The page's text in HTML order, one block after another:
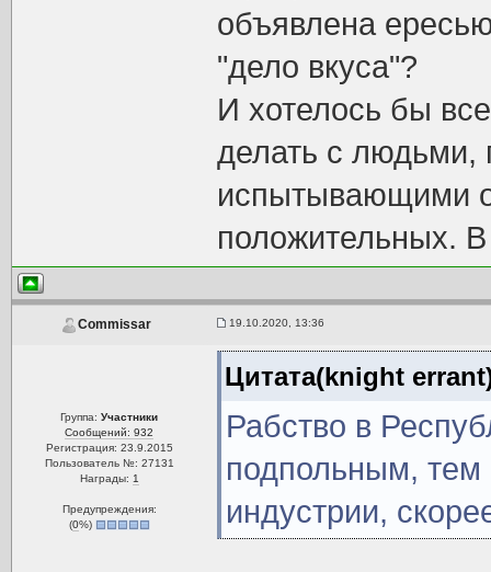
объявлена
"дело вкуса"?
И хотелось бы
делать с людьми,
испытывающими
положительных.
Commissar 19.10.2020, 13:36
Группа:Участники
Сообщений: 932
Регистрация: 23.9.2015
Пользователь №: 27131
Награды: 1
Предупреждения:
(0%)
Цитата(knight
Рабство в
подпольным, тем
индустрии,